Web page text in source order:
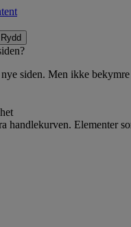
Rydd
siden. Men ikke
handlekurven. Elementer